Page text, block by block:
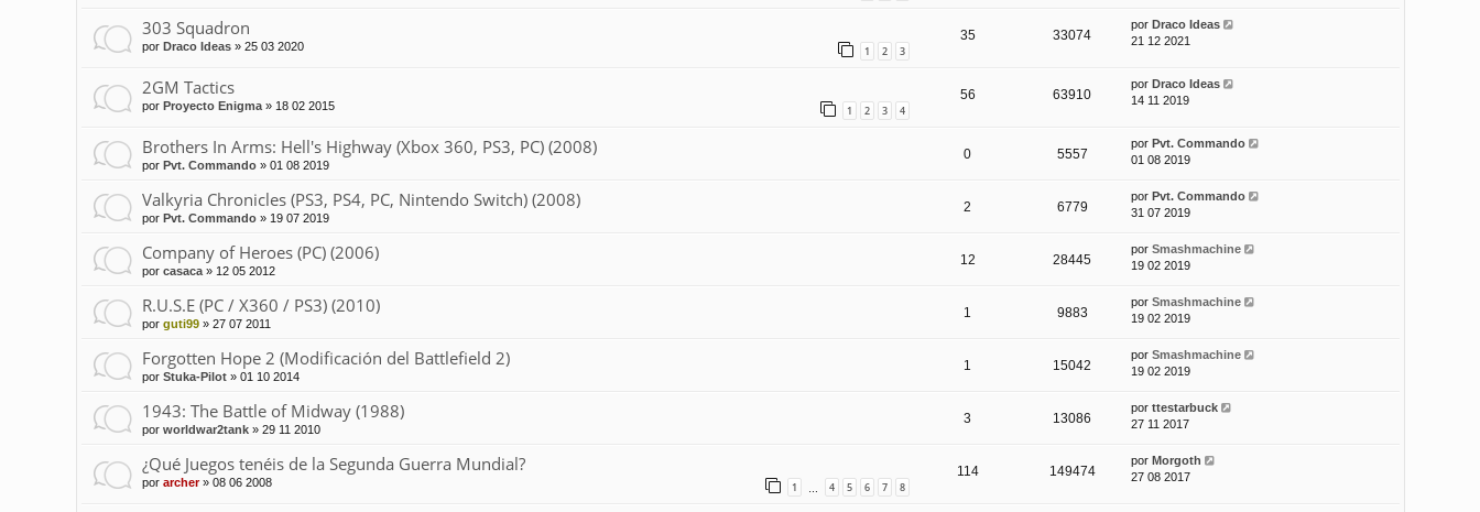
303 Squadron
por Draco Ideas» 25 03 2020 1 2 3
35 33074
por Draco Ideas
21 12 2021
2GM Tactics
por Proyecto Enigma» 18 02 2015 1 2 3 4
56 63910
por Draco Ideas
14 11 2019
Brothers In Arms: Hell's Highway (Xbox 360, PS3, PC) (2008)
por Pvt. Commando» 01 08 2019
0 5557
por Pvt. Commando
01 08 2019
Valkyria Chronicles (PS3, PS4, PC, Nintendo Switch) (2008)
por Pvt. Commando» 19 07 2019
2 6779
por Pvt. Commando
31 07 2019
Company of Heroes (PC) (2006)
por casaca» 12 05 2012
12 28445
por Smashmachine
19 02 2019
R.U.S.E (PC / X360 / PS3) (2010)
por guti99» 27 07 2011
1 9883
por Smashmachine
19 02 2019
Forgotten Hope 2 (Modificación del Battlefield 2)
por Stuka-Pilot» 01 10 2014
1 15042
por Smashmachine
19 02 2019
1943: The Battle of Midway (1988)
por worldwar2tank» 29 11 2010
3 13086
por ttestarbuck
27 11 2017
¿Qué Juegos tenéis de la Segunda Guerra Mundial?
por archer» 08 06 2008 1 4 5 6 7 8
114 149474
por Morgoth
27 08 2017